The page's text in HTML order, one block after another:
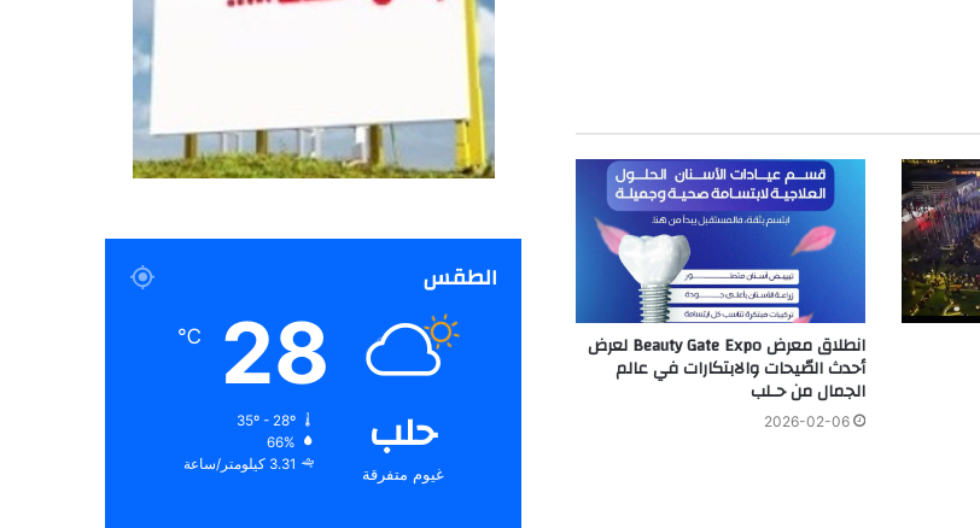
انطلاق معرض Beauty Gate Expo لعرض
أحدث الصّيحات والابتكارات في عالم
الجمال من حـلب
2026-02-06
الطقس
حلب
غيوم متفرقة
28
℃
35º - 28º
66%
3.31 كيلومتر/ساعة